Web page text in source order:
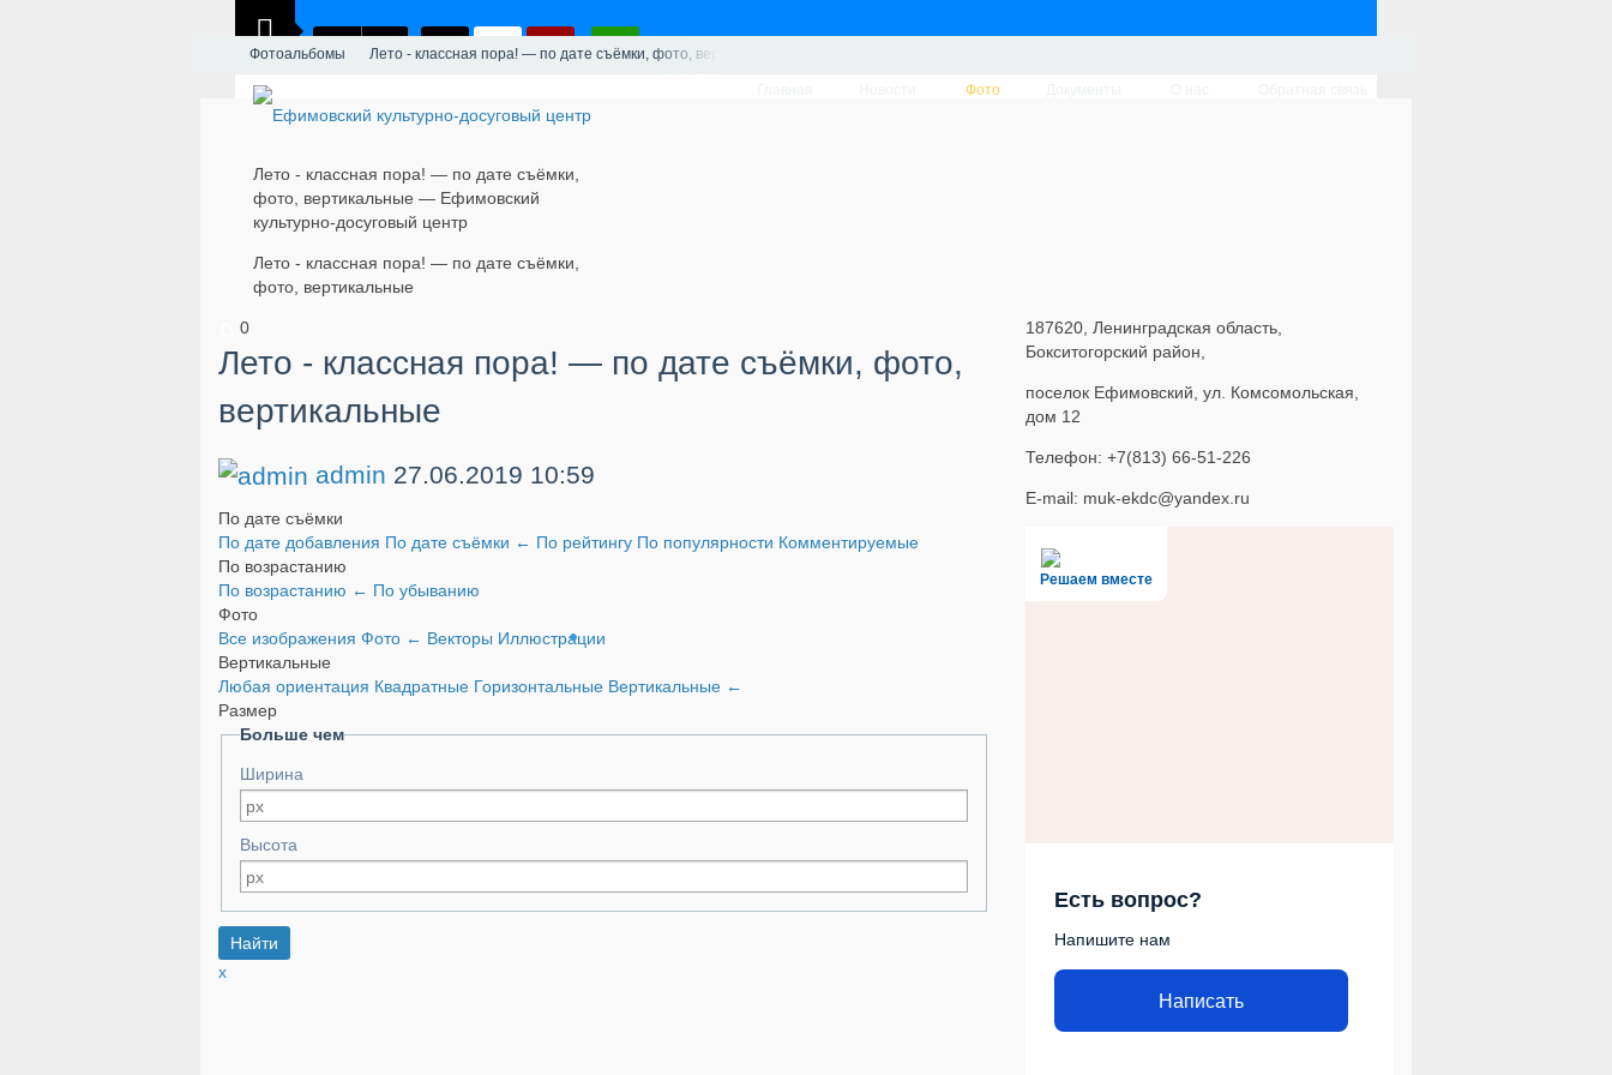
Фото
Лето - классная пора! — по дате съёмки,
фото, вертикальные — Ефимовский
культурно-досуговый центр
Лето - классная пора! — по дате съёмки,
фото, вертикальные
Фотоальбомы Лето - классная пора! — по дате съёмки, фото, вертикальные
0
Лето - классная пора! — по дате съёмки, фото,
вертикальные
admin 27.06.2019 10:59
По дате съёмки
По дате добавления По дате съёмки ← По рейтингу По популярности Комментируемые
По возрастанию
По возрастанию ← По убыванию
Фото
Все изображения Фото ← Векторы Иллюстрации
Вертикальные
Любая ориентация Квадратные Горизонтальные Вертикальные ←
Размер
Больше чем
Ширина
Высота
x
187620, Ленинградская область,
Бокситогорский район,
поселок Ефимовский, ул. Комсомольская,
дом 12
Телефон: +7(813) 66-51-226
E-mail: muk-ekdc@yandex.ru
Решаем вместе
Есть вопрос?
Напишите нам
Написать